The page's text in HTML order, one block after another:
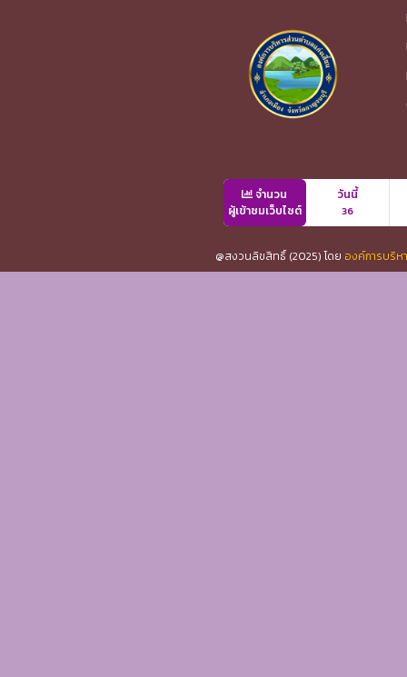
จำนวน
ผู้เข้าชมเว็บไซต์
วันนี้
36
@สงวนลิขสิทธิ์ (2025) โดย องค์การบริห